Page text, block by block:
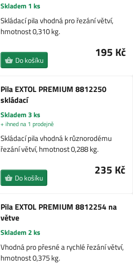
Skladem 1 ks
Skládací pila vhodná pro řezání větví,
hmotnost 0,310 kg.
195 Kč
Do košíku
Pila EXTOL PREMIUM 8812250
skládací
Skladem 3 ks
+ ihned na 1 prodejně
Skládací pila vhodná k různorodému
řezání větví, hmotnost 0,288 kg.
235 Kč
Do košíku
Pila EXTOL PREMIUM 8812254 na
větve
Skladem 2 ks
Vhodná pro přesné a rychlé řezání větví,
hmotnost 0,375 kg.